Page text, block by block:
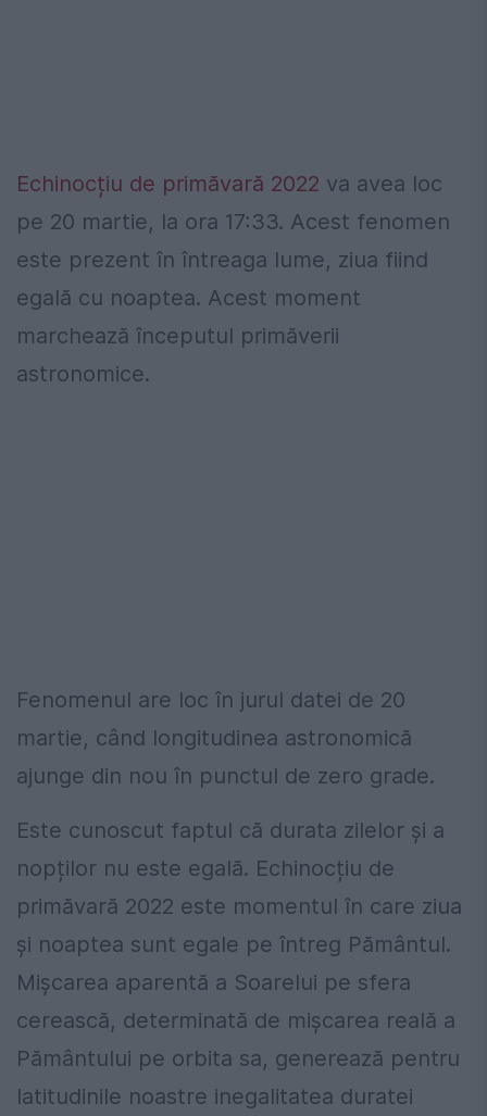
Echinocțiu de primăvară 2022 va avea loc
pe 20 martie, la ora 17:33. Acest fenomen
este prezent în întreaga lume, ziua fiind
egală cu noaptea. Acest moment
marchează începutul primăverii
astronomice.
Fenomenul are loc în jurul datei de 20
martie, când longitudinea astronomică
ajunge din nou în punctul de zero grade.
Este cunoscut faptul că durata zilelor și a
nopților nu este egală. Echinocțiu de
primăvară 2022 este momentul în care ziua
și noaptea sunt egale pe întreg Pământul.
Mișcarea aparentă a Soarelui pe sfera
cerească, determinată de mișcarea reală a
Pământului pe orbita sa, generează pentru
latitudinile noastre inegalitatea duratei